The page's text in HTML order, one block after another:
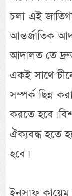
চলা এই
আন্তর্জাতিক
আদালত তে
একই সাথে
সম্পর্ক ছিন্ন
করতে হবে।
ঐক্যবদ্ধ হতে
হবে।